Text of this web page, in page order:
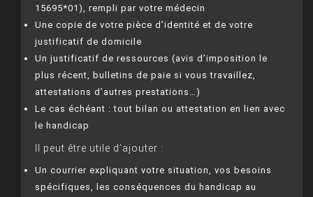
15695*01), rempli par votre médecin
Une copie de votre pièce d’identité et de votre
justificatif de domicile
Un justificatif de ressources (avis d’imposition le
plus récent, bulletins de paie si vous travaillez,
attestations d’autres prestations…)
Le cas échéant : tout bilan ou attestation en lien avec
le handicap
Il peut être utile d’ajouter :
Un courrier expliquant votre situation, vos besoins
spécifiques, les conséquences du handicap au